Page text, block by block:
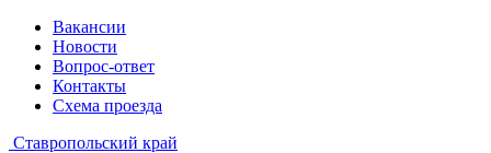
Вакансии
Новости
Вопрос-ответ
Контакты
Схема проезда
Ставропольский край